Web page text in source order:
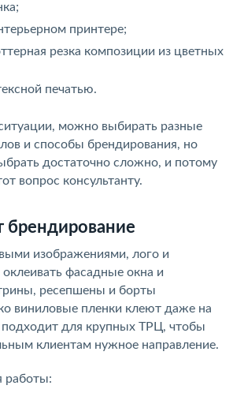
принтере;
резка композиции из цветных
печатью.
можно выбирать разные
и способы брендирования, но
достаточно сложно, и потому
вопрос консультанту.
брендирование
изображениями, лого и
фасадные окна и
ресепшены и борты
виниловые пленки клеют даже на
подходит для крупных ТРЦ, чтобы
клиентам нужное направление.
работы: